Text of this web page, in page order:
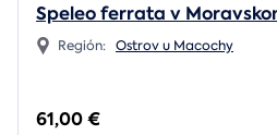
Speleo ferrata v
Región: Ostrov u Macochy
61,00 €